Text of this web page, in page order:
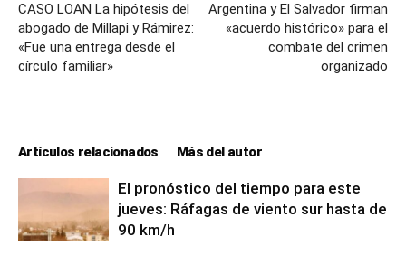
CASO LOAN La hipótesis del
abogado de Millapi y Rámirez:
«Fue una entrega desde el
círculo familiar»
Argentina y El Salvador firman
«acuerdo histórico» para el
combate del crimen
organizado
Artículos relacionados Más del autor
El pronóstico del tiempo para este
jueves: Ráfagas de viento sur hasta de
90 km/h